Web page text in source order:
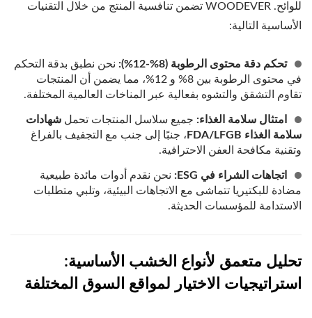
للوائح. WOODEVER تضمن تنافسية المنتج من خلال التقنيات
الأساسية التالية:
تحكم دقة محتوى الرطوبة (8%-12%):
نحن نطبق بدقة التحكم
في محتوى الرطوبة بين 8% و 12%، مما يضمن أن المنتجات
تقاوم التشقق والتشوه بفعالية عبر المناخات العالمية المختلفة.
امتثال سلامة الغذاء: جميع سلاسل المنتجات تحمل شهادات
سلامة الغذاء FDA/LFGB
، جنبًا إلى جنب مع التجفيف بالفراغ
وتقنية مكافحة العفن الاحترافية.
اتجاهات الشراء في ESG:
نحن نقدم أدوات مائدة طبيعية
مضادة للبكتيريا تتماشى مع الاتجاهات البيئية، وتلبي متطلبات
الاستدامة للمؤسسات الحديثة.
تحليل متعمق لأنواع الخشب الأساسية:
استراتيجيات الاختيار لمواقع السوق المختلفة